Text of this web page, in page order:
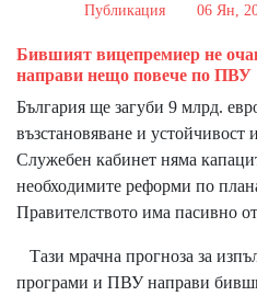
Публикация 06 Ян,
Бившият вицепремиер не
направи нещо повече по ПВУ
България ще загуби 9 млрд.
възстановяване и устойчивост
Служебен кабинет няма
необходимите реформи по
Правителството има пасивно
Тази мрачна прогноза за
програми и ПВУ направи